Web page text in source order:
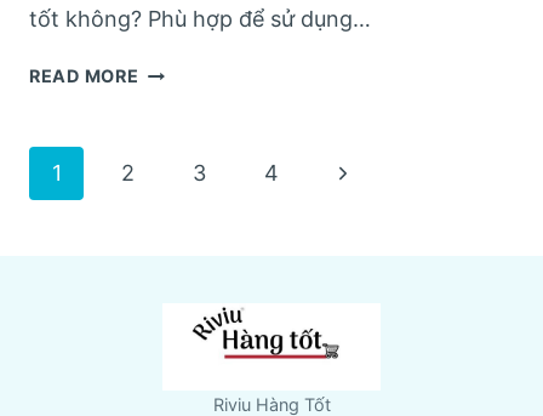
tốt không? Phù hợp để sử dụng…
READ MORE |RIVIUHANGTOT|
Page
1 2 3 4
Next
Riviu Hàng Tốt